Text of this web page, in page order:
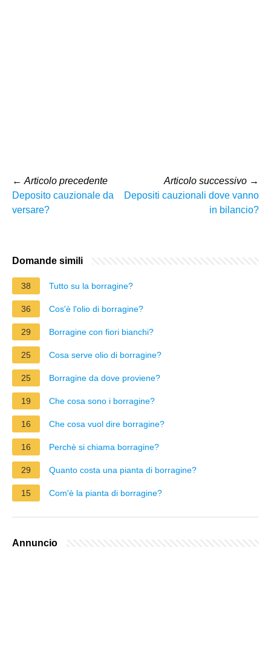
← Articolo precedente
Deposito cauzionale da
versare?
Articolo successivo →
Depositi cauzionali dove vanno
in bilancio?
Domande simili
38 Tutto su la borragine?
36 Cos'è l'olio di borragine?
29 Borragine con fiori bianchi?
25 Cosa serve olio di borragine?
25 Borragine da dove proviene?
19 Che cosa sono i borragine?
16 Che cosa vuol dire borragine?
16 Perchè si chiama borragine?
29 Quanto costa una pianta di borragine?
15 Com'è la pianta di borragine?
Annuncio